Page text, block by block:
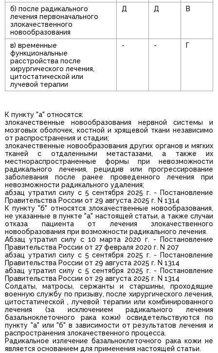
б) после радикального
лечения первоначального
злокачественного
новообразования
Д Д В
в) временные
функциональные
расстройства после
хирургического лечения,
цитостатической или
лучевой терапии
- - Г
К пункту "а" относятся:
злокачественные новообразования нервной системы и
мозговых оболочек, костной и хрящевой ткани независимо
от распространения и стадии;
злокачественные новообразования других органов и мягких
тканей с отдаленными метастазами, а также их
местнораспространенные формы при невозможности
радикального лечения, рецидив или прогрессирование
заболевания после ранее проведенного лечения при
невозможности радикального удаления;
абзац утратил силу с 5 сентября 2025 г. - Постановление
Правительства России от 29 августа 2025 г. N 1314
К пункту "б" относятся злокачественные новообразования,
не указанные в пункте "а" настоящей статьи, а также случаи
отказа пациента от лечения злокачественного
новообразования при возможности радикального лечения.
Абзац утратил силу с 10 марта 2020 г. - Постановление
Правительства России от 27 февраля 2020 г. N 207
абзац утратил силу с 5 сентября 2025 г. - Постановление
Правительства России от 29 августа 2025 г. N 1314
абзац утратил силу с 5 сентября 2025 г. - Постановление
Правительства России от 29 августа 2025 г. N 1314
Солдаты, матросы, сержанты и старшины, проходящие
военную службу по призыву, после хирургического лечения,
цитостатической , лучевой терапии или комбинированного
лечения (за исключением радикального лечения
базальноклеточного рака кожи) освидетельствуются по
пункту "а" или "б" в зависимости от результатов лечения и
распространения злокачественного процесса.
Радикальное излечение базальноклеточного рака кожи не
является основанием для применения настоящей статьи.